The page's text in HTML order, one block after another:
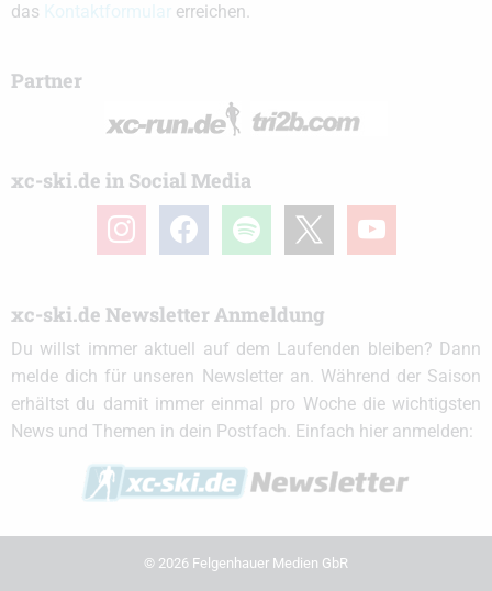
das
erreichen.
Partner
xc-ski.de in Social Media
instagramfacebook spotify youtube
xc-ski.de Newsletter Anmeldung
Du willst immer aktuell auf dem Laufenden bleiben? Dann
melde dich für unseren Newsletter an. Während der Saison
erhältst du damit immer einmal pro Woche die wichtigsten
News und Themen in dein Postfach. Einfach hier anmelden:
© 2026 Felgenhauer Medien GbR